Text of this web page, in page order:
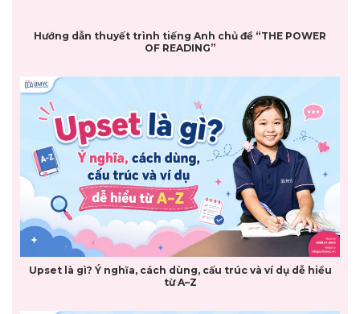
Hướng dẫn thuyết trình tiếng Anh chủ đề “THE POWER
OF READING”
Upset là gì? Ý nghĩa, cách dùng, cấu trúc và ví dụ dễ hiểu
từ A–Z